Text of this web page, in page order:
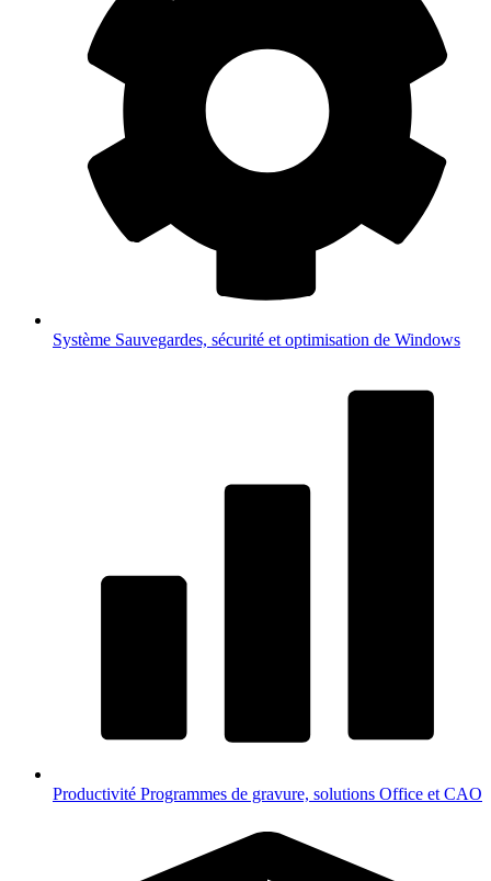
Système Sauvegardes, sécurité et optimisation de Windows
Productivité Programmes de gravure, solutions Office et CAO